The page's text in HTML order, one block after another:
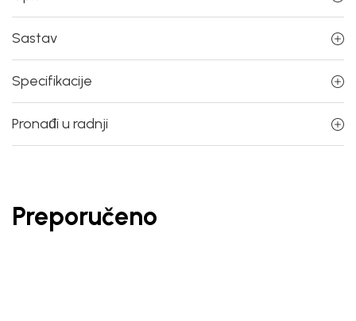
Sastav
Specifikacije
Pronađi u radnji
Preporučeno